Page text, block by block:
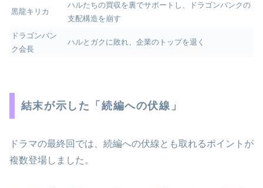
黒龍キリカ
ハルたちの買収を裏でサポートし、ドラゴンバンクの
支配構造を崩す
ドラゴンバン
ク会長
ハルとガクに敗れ、企業のトップを退く
結末が示した「続編への伏線」
ドラマの最終回では、続編への伏線とも取れるポイントが
複数登場しました。